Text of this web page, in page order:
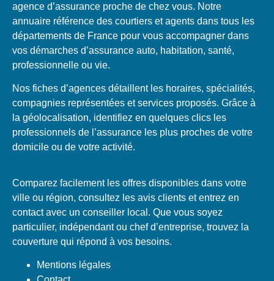
agence d’assurance proche de chez vous. Notre
annuaire référence des courtiers et agents dans tous les
départements de France pour vous accompagner dans
vos démarches d’assurance auto, habitation, santé,
professionnelle ou vie.
Nos fiches d’agences détaillent les horaires, spécialités,
compagnies représentées et services proposés. Grâce à
la géolocalisation, identifiez en quelques clics les
professionnels de l’assurance les plus proches de votre
domicile ou de votre activité.
Comparez facilement les offres disponibles dans votre
ville ou région, consultez les avis clients et entrez en
contact avec un conseiller local. Que vous soyez
particulier, indépendant ou chef d’entreprise, trouvez la
couverture qui répond à vos besoins.
Mentions légales